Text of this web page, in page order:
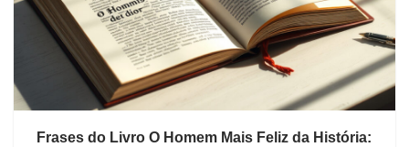
Frases do Livro O Homem Mais Feliz da História: